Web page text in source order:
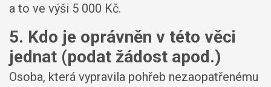
a to ve výši 5 000 Kč.
5. Kdo je oprávněn v této věci
jednat (podat žádost apod.)
Osoba, která vypravila pohřeb nezaopatřenému